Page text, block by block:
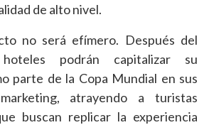
de alto nivel.
no será efímero. Después del
podrán capitalizar su
parte de la Copa Mundial en sus
atrayendo a turistas
buscan replicar la experiencia